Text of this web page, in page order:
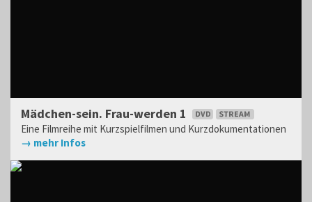
Mädchen-sein. Frau-werden 1
Eine Filmreihe mit Kurzspielfilmen und Kurzdokumentationen
→ mehr Infos